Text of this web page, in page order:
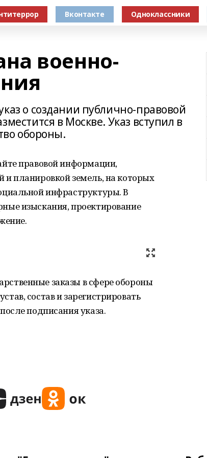
Вконтакте Одноклассники
военно-
о создании публично-правовой
в Москве. Указ вступил в
обороны.
правовой информации,
и планировкой земель, на которых
инфраструктуры. В
изыскания, проектирование
заказы в сфере обороны
состав и зарегистрировать
подписания указа.